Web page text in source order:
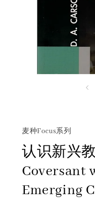
麦种Focus系列
认识新兴
Coversant
Emerging